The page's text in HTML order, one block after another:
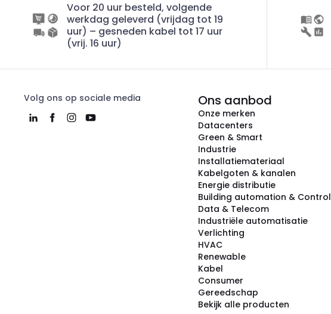
Voor 20 uur besteld, volgende
werkdag geleverd (vrijdag tot 19
uur) – gesneden kabel tot 17 uur
(vrij. 16 uur)
Volg ons op sociale media Ons aanbod
Onze merken
Datacenters
Green & Smart
Industrie
Installatiemateriaal
Kabelgoten & kanalen
Energie distributie
Building automation & Control
Data & Telecom
Industriële automatisatie
Verlichting
HVAC
Renewable
Kabel
Consumer
Gereedschap
Bekijk alle producten